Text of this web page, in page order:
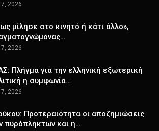
2026
μίλησε στο κινητό ή κάτι άλλο»,
2026
Πλήγμα για την ελληνική εξωτερική
η συμφωνία…
2026
Προτεραιότητα οι αποζημιώσεις
πυρόπληκτων και η…